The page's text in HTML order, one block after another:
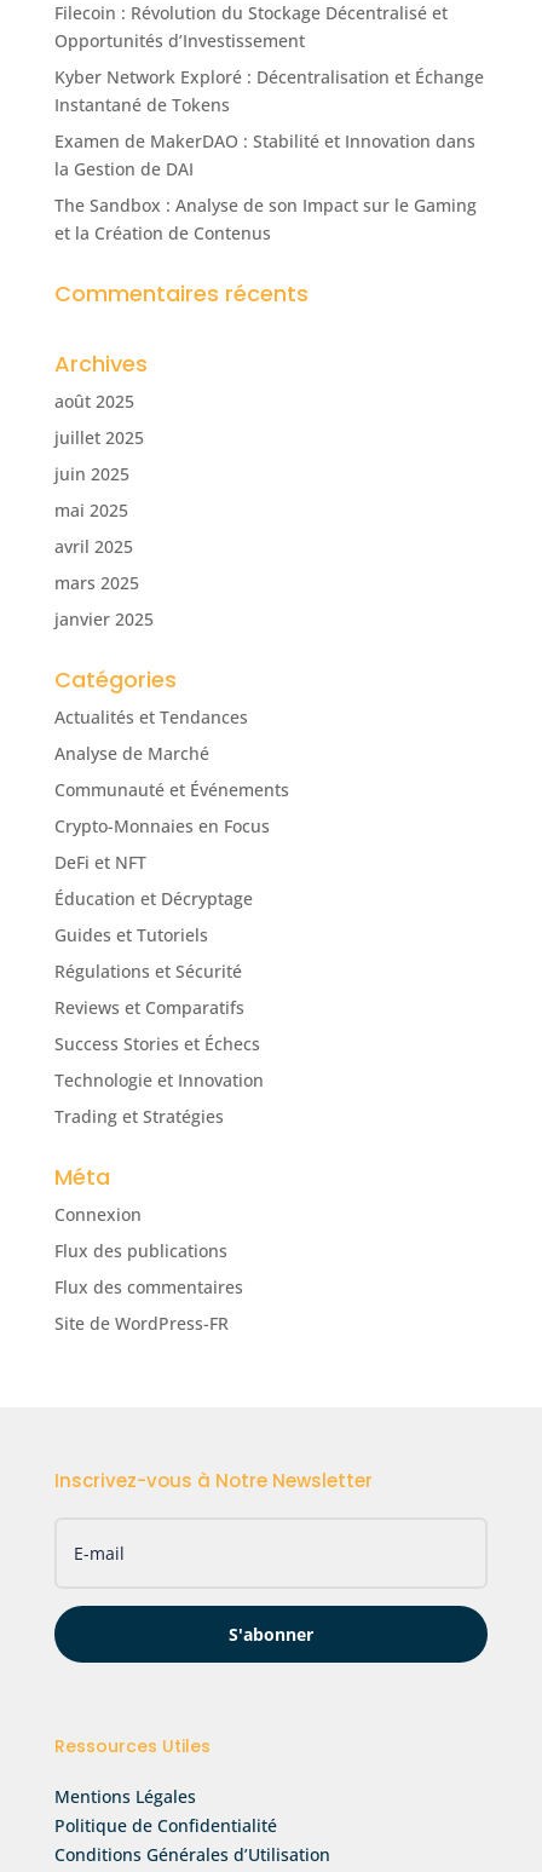
Filecoin : Révolution du Stockage Décentralisé et
Opportunités d’Investissement
Kyber Network Exploré : Décentralisation et Échange
Instantané de Tokens
Examen de MakerDAO : Stabilité et Innovation dans
la Gestion de DAI
The Sandbox : Analyse de son Impact sur le Gaming
et la Création de Contenus
Commentaires récents
Archives
août 2025
juillet 2025
juin 2025
mai 2025
avril 2025
mars 2025
janvier 2025
Catégories
Actualités et Tendances
Analyse de Marché
Communauté et Événements
Crypto-Monnaies en Focus
DeFi et NFT
Éducation et Décryptage
Guides et Tutoriels
Régulations et Sécurité
Reviews et Comparatifs
Success Stories et Échecs
Technologie et Innovation
Trading et Stratégies
Méta
Connexion
Flux des publications
Flux des commentaires
Site de WordPress-FR
Inscrivez-vous à Notre Newsletter
S'abonner
Ressources Utiles
Mentions Légales
Politique de Confidentialité
Conditions Générales d’Utilisation